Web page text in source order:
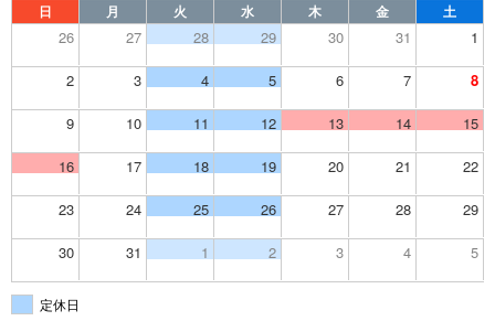
日 月 火 水 木 金 土
26 27 28 29 30 31 1
2 3 4 5 6 7 8
9 10 11 12 13 14 15
16 17 18 19 20 21 22
23 24 25 26 27 28 29
30 31 1 2 3 4 5
定休日